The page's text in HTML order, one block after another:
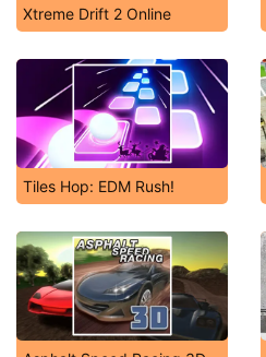
Xtreme Drift 2 Online
Tiles Hop: EDM Rush!